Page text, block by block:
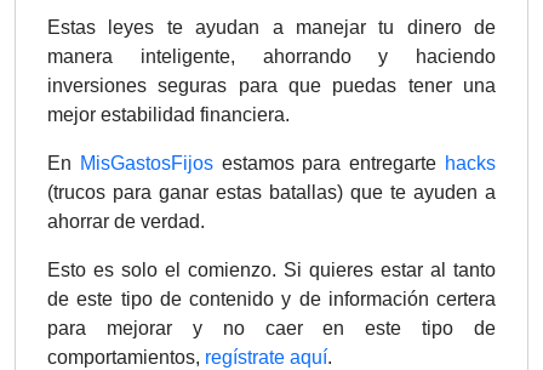
Estas leyes te ayudan a manejar tu dinero de
manera inteligente, ahorrando y haciendo
inversiones seguras para que puedas tener una
mejor estabilidad financiera.
En MisGastosFijosestamos para entregarte hacks
(trucos para ganar estas batallas) que te ayuden a
ahorrar de verdad.
Esto es solo el comienzo. Si quieres estar al tanto
de este tipo de contenido y de información certera
para mejorar y no caer en este tipo de
comportamientos, regístrate aquí.